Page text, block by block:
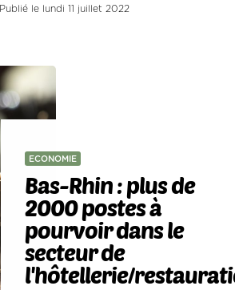
Publié le lundi 11 juillet 2022
ECONOMIE
Bas-Rhin : plus de
2000 postes à
pourvoir dans le
secteur de
l'hôtellerie/